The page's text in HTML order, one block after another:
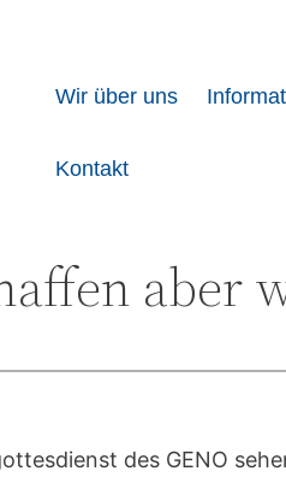
Wir über uns
Kontakt
aber
des GENO